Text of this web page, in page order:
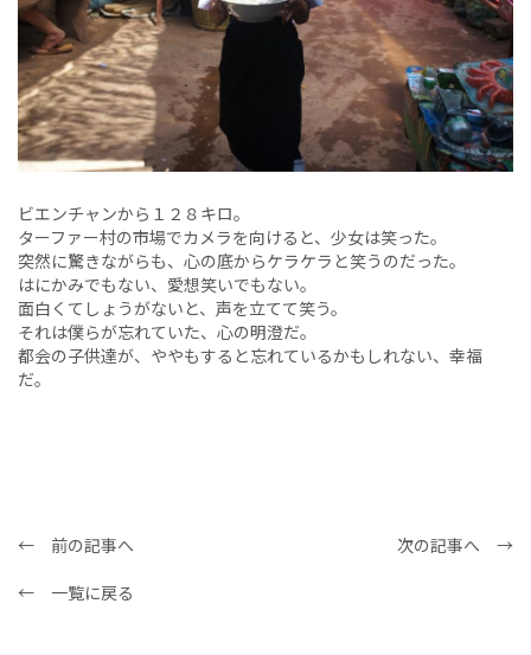
ビエンチャンから１２８キロ。
ターファー村の市場でカメラを向けると、少女は笑った。
突然に驚きながらも、心の底からケラケラと笑うのだった。
はにかみでもない、愛想笑いでもない。
面白くてしょうがないと、声を立てて笑う。
それは僕らが忘れていた、心の明澄だ。
都会の子供達が、ややもすると忘れているかもしれない、幸福
だ。
← 前の記事へ
次の記事へ →
← 一覧に戻る